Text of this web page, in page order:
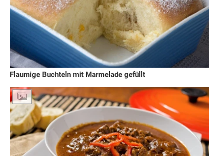
Flaumige Buchteln mit Marmelade gefüllt